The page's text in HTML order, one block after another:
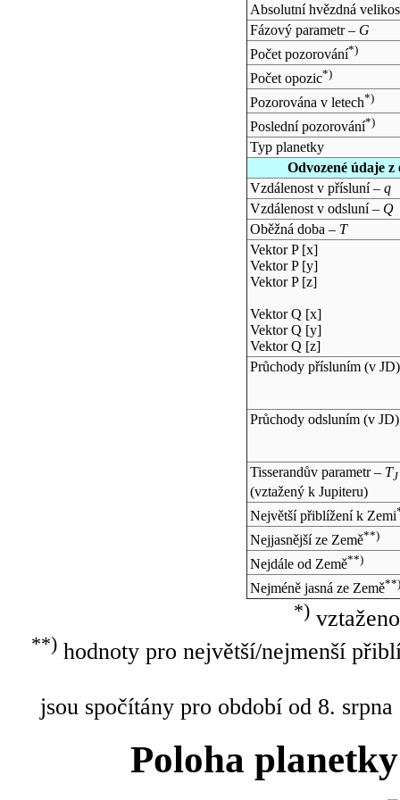
Absolutní hvězdná
Fázový parametr – G
Počet pozorování*)
Počet opozic*)
Pozorována v letech*)
Poslední pozorování*)
Typ planetky
Odvozené údaje
Vzdálenost v přísluní – q
Vzdálenost v odsluní – Q
Oběžná doba – T
Vektor P [x]
Vektor P [y]
Vektor P [z]
Vektor Q [x]
Vektor Q [y]
Vektor Q [z]
Průchody přísluním (v JD)
Průchody odsluním (v JD)
Tisserandův parametr – TJ
(vztažený k Jupiteru)
Největší přiblížení k Zemi
Nejjasnější ze Země**)
Nejdále od Země**)
Nejméně jasná ze Země**)
*)
**)hodnoty pro největší/nejmenší
jsou spočítány pro období od 8.
Poloha